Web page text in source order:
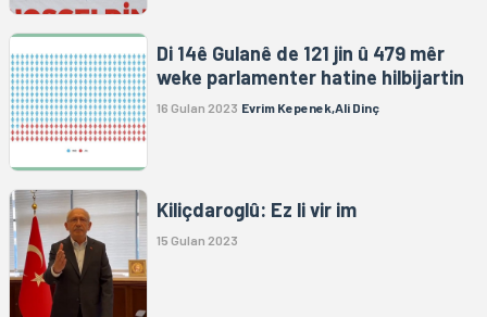
Di 14ê Gulanê de 121 jin û 479 mêr
weke parlamenter hatine hilbijartin
16 Gulan 2023 Evrim Kepenek,Ali Dinç
Kiliçdaroglû: Ez li vir im
15 Gulan 2023